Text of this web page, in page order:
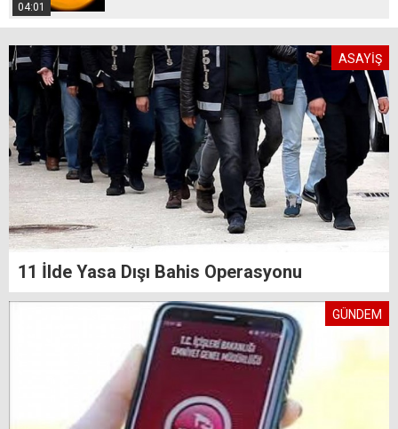
04:01
ASAYİŞ
11 İlde Yasa Dışı Bahis Operasyonu
GÜNDEM